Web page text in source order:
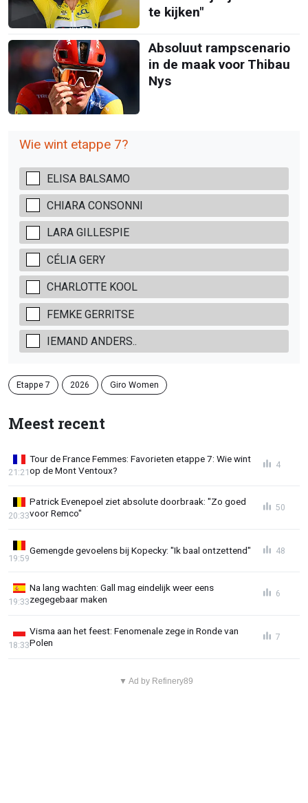
te kijken"
Absoluut rampscenario
in de maak voor Thibau
Nys
Wie wint etappe 7?
ELISA BALSAMO
CHIARA CONSONNI
LARA GILLESPIE
CÉLIA GERY
CHARLOTTE KOOL
FEMKE GERRITSE
IEMAND ANDERS..
Etappe 7 2026 Giro Women
Meest recent
Tour de France Femmes: Favorieten etappe 7: Wie wint
op de Mont Ventoux?
21:21
4
Patrick Evenepoel ziet absolute doorbraak: "Zo goed
voor Remco"
20:33
50
Gemengde gevoelens bij Kopecky: "Ik baal ontzettend"
19:59
48
Na lang wachten: Gall mag eindelijk weer eens
zegegebaar maken
19:33
6
Visma aan het feest: Fenomenale zege in Ronde van
Polen
18:33
7
▼ Ad by Refinery89